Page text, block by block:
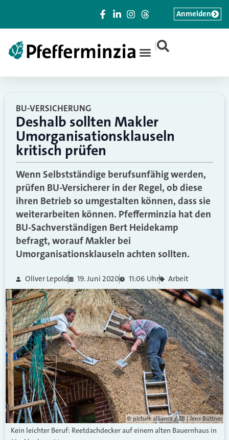
|
Anmelden
BU-VERSICHERUNG
Deshalb sollten Makler
Umorganisationsklauseln
kritisch prüfen
Wenn Selbstständige berufsunfähig werden,
prüfen BU-Versicherer in der Regel, ob diese
ihren Betrieb so umgestalten können, dass sie
weiterarbeiten können. Pfefferminzia hat den
BU-Sachverständigen Bert Heidekamp
befragt, worauf Makler bei
Umorganisationsklauseln achten sollten.
Oliver Lepold 19. Juni 2020 11:06 Uhr Arbeit
© picture alliance / ZB | Jens Büttner
Kein leichter Beruf: Reetdachdecker auf einem alten Bauernhaus in